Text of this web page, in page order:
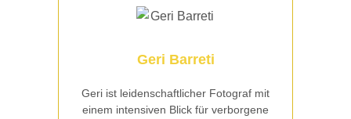
Geri Barreti
Geri ist leidenschaftlicher Fotograf mit
einem intensiven Blick für verborgene